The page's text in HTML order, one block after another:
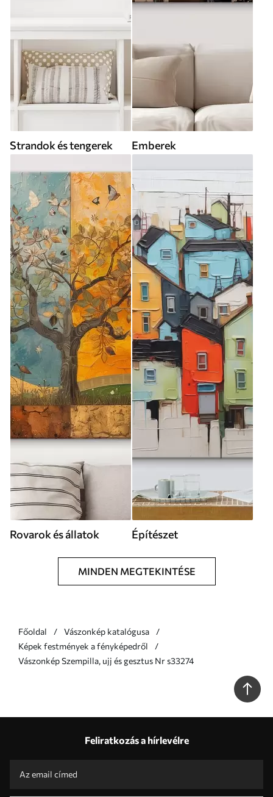
Strandok és tengerek Emberek
Rovarok és állatok Építészet
MINDEN MEGTEKINTÉSE
Főoldal
Vászonkép katalógusa
Képek festmények a fényképedről
Vászonkép Szempilla, ujj és gesztus Nr s33274
Feliratkozás a hírlevélre